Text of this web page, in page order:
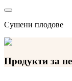
Сушени плодове
Продукти за